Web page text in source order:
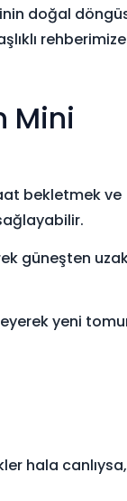
doğal
Mini
bekletmek ve
güneşten
yeni
hala canlıysa,